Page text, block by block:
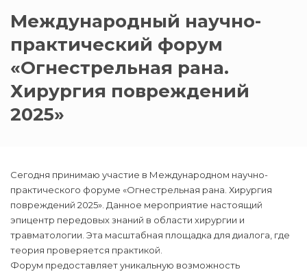
Международный научно-
практический форум
«Огнестрельная рана.
Хирургия повреждений
2025»
Сегодня принимаю участие в Международном научно-
практического форуме «Огнестрельная рана. Хирургия
повреждений 2025». Данное мероприятие настоящий
эпицентр передовых знаний в области хирургии и
травматологии. Эта масштабная площадка для диалога, где
теория проверяется практикой.
Форум предоставляет уникальную возможность